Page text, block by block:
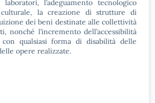
laboratori, l’adeguamento tecnologico
la creazione di strutture di
dei beni destinate alle collettività
nonché l’incremento dell’accessibilità
qualsiasi forma di disabilità delle
opere realizzate.